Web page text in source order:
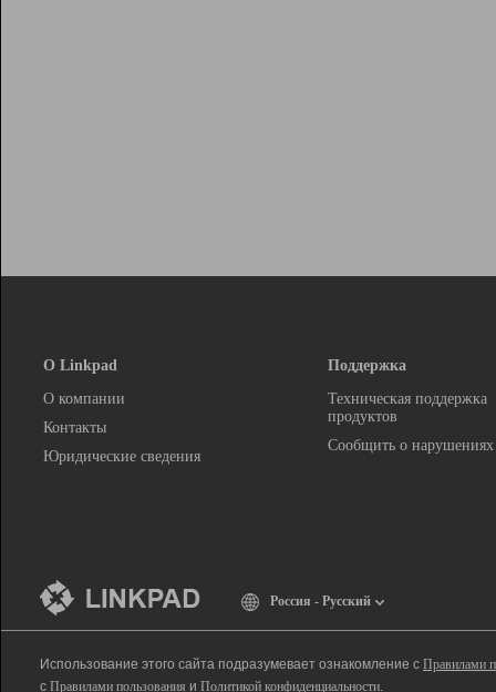
О Linkpad
О компании
Контакты
Юридические сведения
Поддержка
Техническая поддержка
продуктов
Сообщить о нарушениях
Россия - Русский
Использование этого сайта подразумевает ознакомление с Правилами
с Правилами пользования и Политикой конфиденциальности.